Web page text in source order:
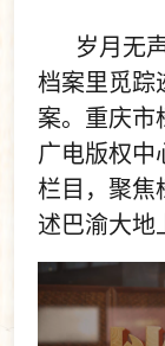
岁月无
档案里觅踪
案。重庆市
广电版权中
栏目，聚焦
述巴渝大地